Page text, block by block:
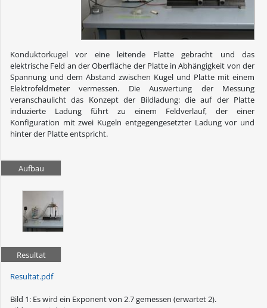
Konduktorkugel vor eine leitende Platte gebracht und das
elektrische Feld an der Oberfläche der Platte in Abhängigkeit von der
Spannung und dem Abstand zwischen Kugel und Platte mit einem
Elektrofeldmeter vermessen. Die Auswertung der Messung
veranschaulicht das Konzept der Bildladung: die auf der Platte
induzierte Ladung führt zu einem Feldverlauf, der einer
Konfiguration mit zwei Kugeln entgegengesetzter Ladung vor und
hinter der Platte entspricht.
Aufbau
Resultat
Resultat.pdf
Bild 1: Es wird ein Exponent von 2.7 gemessen (erwartet 2).